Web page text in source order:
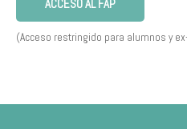
ACCESO AL FAP
(Acceso restringido para alumnos y